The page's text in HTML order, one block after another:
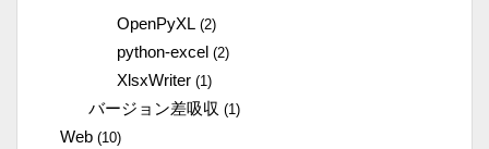
OpenPyXL (2)
python-excel (2)
XlsxWriter (1)
バージョン差吸収 (1)
Web (10)